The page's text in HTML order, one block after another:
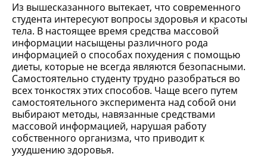
Из вышесказанного вытекает, что современного
студента интересуют вопросы здоровья и красоты
тела. В настоящее время средства массовой
информации насыщены различного рода
информацией о способах похудения с помощью
диеты, которые не всегда являются безопасными.
Самостоятельно студенту трудно разобраться во
всех тонкостях этих способов. Чаще всего путем
самостоятельного эксперимента над собой они
выбирают методы, навязанные средствами
массовой информацией, нарушая работу
собственного организма, что приводит к
ухудшению здоровья.